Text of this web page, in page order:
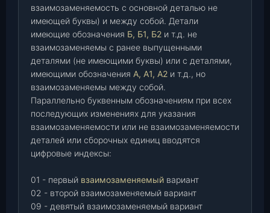
взаимозаменяемость с основной деталью не
имеющей буквы) и между собой. Детали
имеющие обозначения Б, Б1, Б2 и т.д. не
взаимозаменяемы с ранее выпущенными
деталями (не имеющими буквы) или с деталями,
имеющими обозначения А, А1, А2 и т.д., но
взаимозаменяемы между собой.
Параллельно буквенным обозначениям при всех
последующих изменениях для указания
взаимозаменяемости или не взаимозаменяемости
деталей или сборочных единиц вводятся
цифровые индексы:
01 - первый взаимозаменяемый вариант
02 - второй взаимозаменяемый вариант
09 - девятый взаимозаменяемый вариант